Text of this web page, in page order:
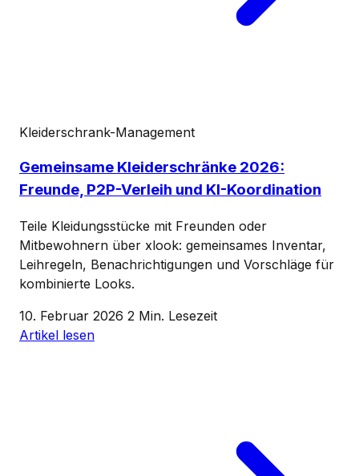
Kleiderschrank-Management
Gemeinsame Kleiderschränke 2026:
Freunde, P2P-Verleih und KI-Koordination
Teile Kleidungsstücke mit Freunden oder
Mitbewohnern über xlook: gemeinsames Inventar,
Leihregeln, Benachrichtigungen und Vorschläge für
kombinierte Looks.
10. Februar 2026 2 Min. Lesezeit
Artikel lesen